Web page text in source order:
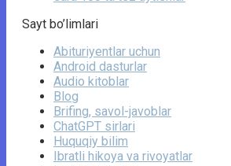
Sayt bo’limlari
Abituriyentlar uchun
Android dasturlar
Audio kitoblar
Blog
Brifing, savol-javoblar
ChatGPT sirlari
Huquqiy bilim
Ibratli hikoya va rivoyatlar